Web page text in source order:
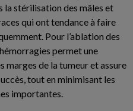
la stérilisation des mâles et
qui ont tendance à faire
Pour l’ablation des
permet une
marges de la tumeur et assure
tout en minimisant les
importantes.